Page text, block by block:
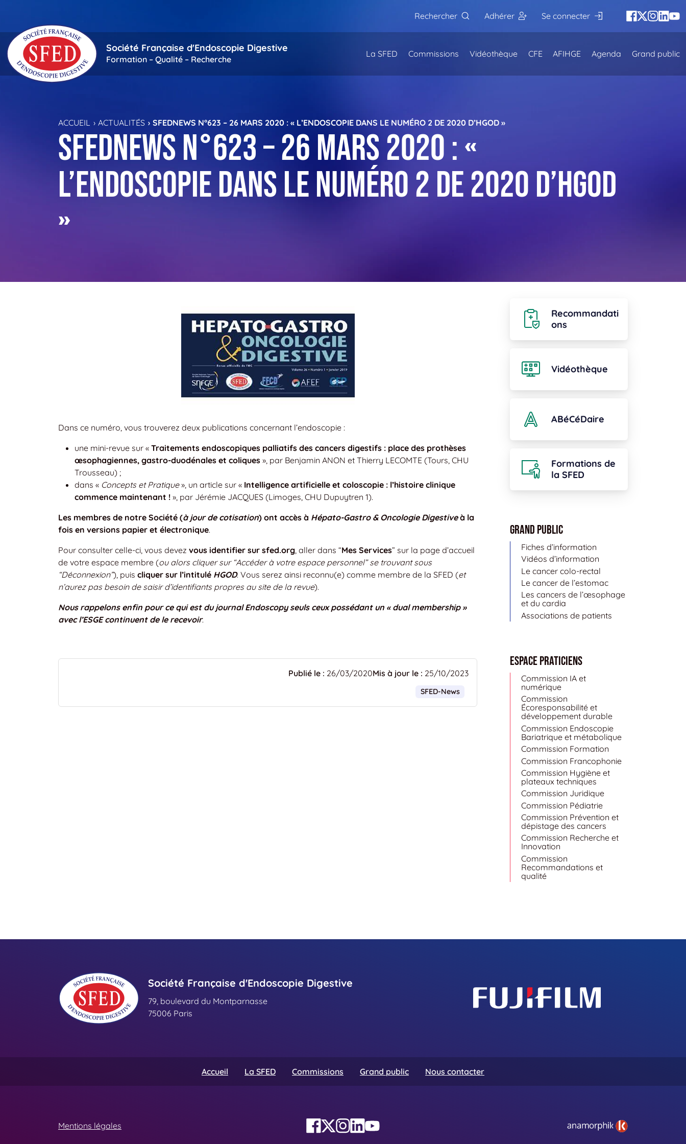
Rechercher
Adhérer Se connecter
Société Française d'Endoscopie Digestive
Formation – Qualité – Recherche
La SFED Commissions Vidéothèque CFE AFIHGE Agenda Grand public
ACCUEIL ACTUALITÉS SFEDNEWS N°623 – 26 MARS 2020 : « L’ENDOSCOPIE DANS LE NUMÉRO 2 DE 2020 D’HGOD »
SFEDNews n°623 – 26 mars 2020 : «
L’endoscopie dans le numéro 2 de 2020 d’HGOD
»
Dans ce numéro, vous trouverez deux publications concernant l’endoscopie :
une mini-revue sur « Traitements endoscopiques palliatifs des cancers digestifs : place des prothèses
œsophagiennes, gastro-duodénales et coliques », par Benjamin ANON et Thierry LECOMTE (Tours, CHU
Trousseau) ;
dans « Concepts et Pratique», un article sur « Intelligence artificielle et coloscopie : l’histoire clinique
commence maintenant ! », par Jérémie JACQUES (Limoges, CHU Dupuytren 1).
Les membres de notre Société (à jour de cotisation) ont accès à Hépato-Gastro & Oncologie Digestiveà la
fois en versions papier et électronique.
Pour consulter celle-ci, vous devez vous identifier sur sfed.org , aller dans “Mes Services” sur la page d’accueil
de votre espace membre (ou alors cliquer sur “Accéder à votre espace personnel” se trouvant sous
“Déconnexion”), puis cliquer sur l’intitulé HGOD. Vous serez ainsi reconnu(e) comme membre de la SFED (et
n’aurez pas besoin de saisir d’identifiants propres au site de la revue).
Nous rappelons enfin pour ce qui est du journal Endoscopy seuls ceux possédant un « dual membership »
avec l’ESGE continuent de le recevoir.
Publié le : 26/03/2020Mis à jour le : 25/10/2023
SFED-News
Recommandati
ons
Vidéothèque
ABéCéDaire
Formations de
la SFED
Grand public
Fiches d’information
Vidéos d’information
Le cancer colo-rectal
Le cancer de l’estomac
Les cancers de l’œsophage
et du cardia
Associations de patients
Espace Praticiens
Commission IA et
numérique
Commission
Écoresponsabilité et
développement durable
Commission Endoscopie
Bariatrique et métabolique
Commission Formation
Commission Francophonie
Commission Hygiène et
plateaux techniques
Commission Juridique
Commission Pédiatrie
Commission Prévention et
dépistage des cancers
Commission Recherche et
Innovation
Commission
Recommandations et
qualité
Société Française d'Endoscopie Digestive
79, boulevard du Montparnasse
75006 Paris
Accueil La SFED Commissions Grand public Nous contacter
Mentions légales